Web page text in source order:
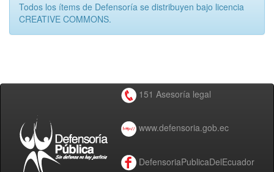
Todos los ítems de Defensoría se distribuyen bajo licencia
CREATIVE COMMONS.
151 Asesoría legal
www.defensoria.gob.ec
DefensoriaPublicaDelEcuador